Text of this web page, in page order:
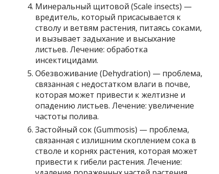
Минеральный щитовой (Scale insects) —
вредитель, который присасывается к
стволу и ветвям растения, питаясь соками,
и вызывает задыхание и высыхание
листьев. Лечение: обработка
инсектицидами.
Обезвоживание (Dehydration) — проблема,
связанная с недостатком влаги в почве,
которая может привести к желтизне и
опадению листьев. Лечение: увеличение
частоты полива.
Застойный сок (Gummosis) — проблема,
связанная с излишним скоплением сока в
стволе и корнях растения, которая может
привести к гибели растения. Лечение: